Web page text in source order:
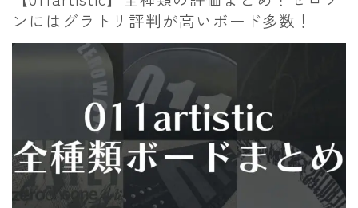
ボード
011artistic
BATALEON
BC STREAM
BURTON
CAPiTA
ンにはグラトリ評判が高いボード多数！